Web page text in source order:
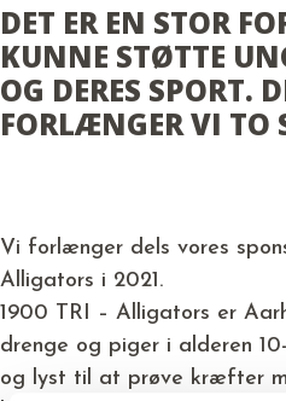
DET ER EN STOR
KUNNE STØTTE
OG DERES SPORT.
FORLÆNGER VI TO
Vi forlænger dels vores
Alligators i 2021.
1900 TRI – Alligators er
drenge og piger i alderen
og lyst til at prøve kræfter